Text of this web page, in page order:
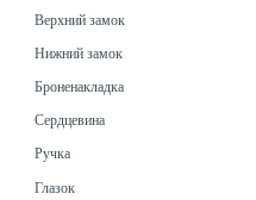
Верхний замок
Нижний замок
Броненакладка
Сердцевина
Ручка
Глазок